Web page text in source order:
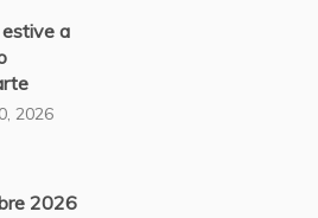
a
2026
2026